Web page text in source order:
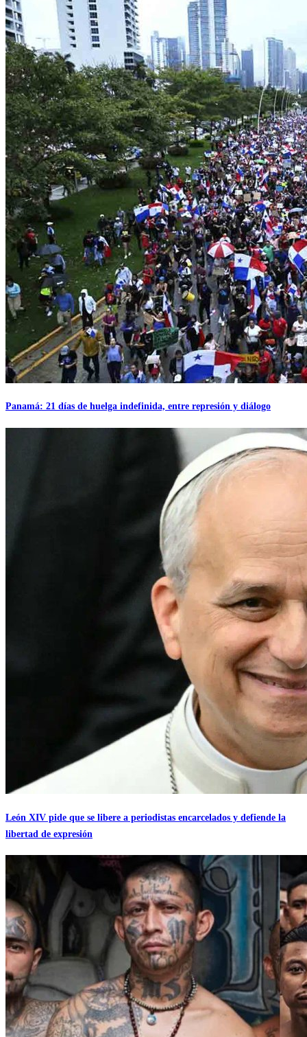
Panamá: 21 días de huelga indefinida, entre represión y diálogo
León XIV pide que se libere a periodistas encarcelados y defiende la
libertad de expresión